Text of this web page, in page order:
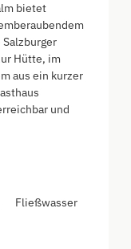
bietet
Hütte, im
aus ein kurzer
und
Fließwasser